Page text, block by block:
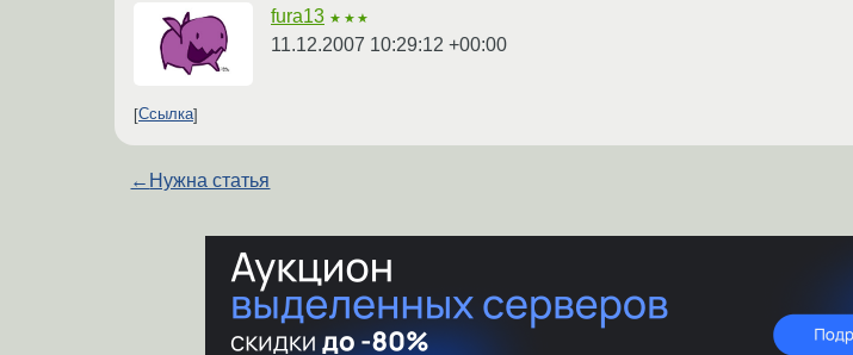
fura13 ★★★
11.12.2007 10:29:12 +00:00
Ссылка
← Нужна статья